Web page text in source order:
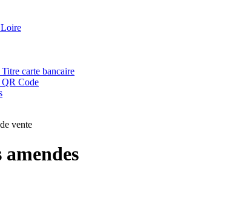
Titre carte bancaire
Code
vente
amendes